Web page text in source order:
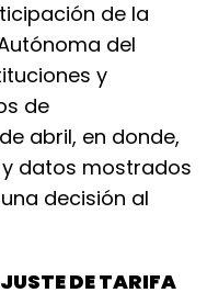
de la
del
y
de
abril, en donde,
datos mostrados
decisión al
DE TARIFA